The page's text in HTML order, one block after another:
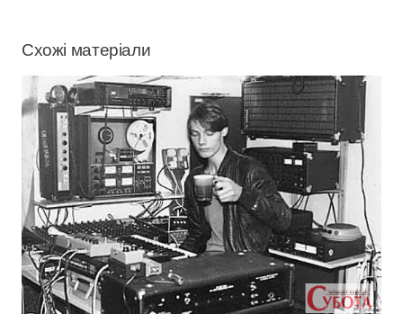
Схожі матеріали